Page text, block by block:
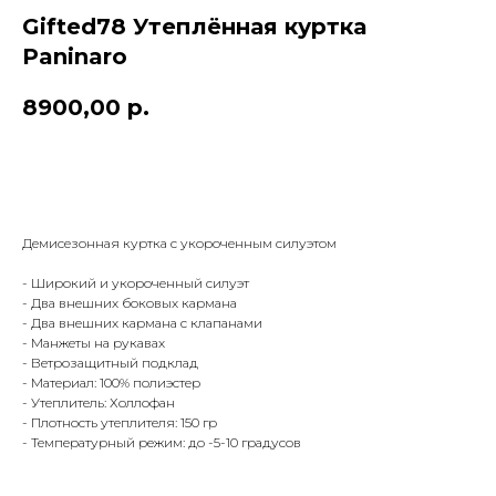
Gifted78 Утеплённая куртка
Paninaro
8900,00 р.
Демисезонная куртка с укороченным силуэтом
- Широкий и укороченный силуэт
- Два внешних боковых кармана
- Два внешних кармана с клапанами
- Манжеты на рукавах
- Ветрозащитный подклад
- Материал: 100% полиэстер
- Утеплитель: Холлофан
- Плотность утеплителя: 150 гр
- Температурный режим: до -5-10 градусов
ДОКУМЕНТЫ
КОНТАКТЫ
ВОЗВРАТ
ОПЛАТА